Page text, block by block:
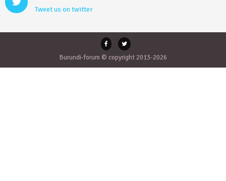
Tweet us on twitter
Burundi-forum © copyright 2013-2026